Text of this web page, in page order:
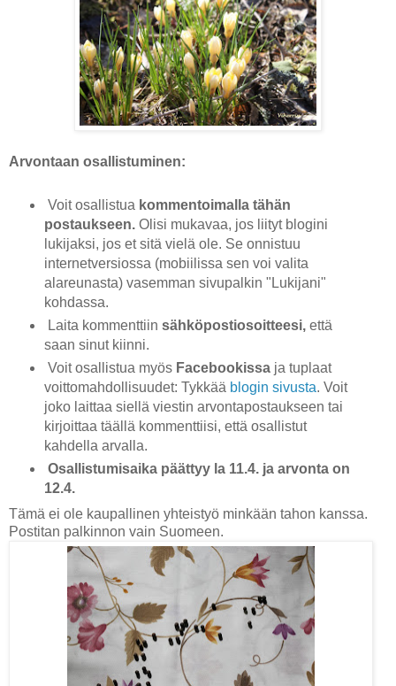
Arvontaan osallistuminen:
Voit osallistua kommentoimalla tähän
postaukseen.Olisi mukavaa, jos liityt blogini
lukijaksi, jos et sitä vielä ole. Se onnistuu
internetversiossa (mobiilissa sen voi valita
alareunasta) vasemman sivupalkin "Lukijani"
kohdassa.
Laita kommenttiin sähköpostiosoitteesi, että
saan sinut kiinni.
Voit osallistua myös Facebookissaja tuplaat
voittomahdollisuudet: Tykkää blogin sivusta. Voit
joko laittaa siellä viestin arvontapostaukseen tai
kirjoittaa täällä kommenttiisi, että osallistut
kahdella arvalla.
Osallistumisaika päättyy la 11.4. ja arvonta on
12.4.
Tämä ei ole kaupallinen yhteistyö minkään tahon kanssa.
Postitan palkinnon vain Suomeen.